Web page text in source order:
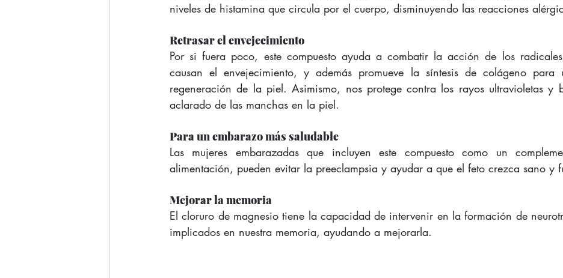
niveles de histamina que circula por el cuerpo, disminuyendo las reacciones
Retrasar el envejecimiento
Por si fuera poco, este compuesto ayuda a combatir la acción de los
causan el envejecimiento, y además promueve la síntesis de colágeno para
regeneración de la piel. Asimismo, nos protege contra los rayos ultravioletas y
aclarado de las manchas en la piel.
Para un embarazo más saludable
Las mujeres embarazadas que incluyen este compuesto como un
alimentación, pueden evitar la preeclampsia y ayudar a que el feto crezca sano y
Mejorar la memoria
El cloruro de magnesio tiene la capacidad de intervenir en la formación de
implicados en nuestra memoria, ayudando a mejorarla.